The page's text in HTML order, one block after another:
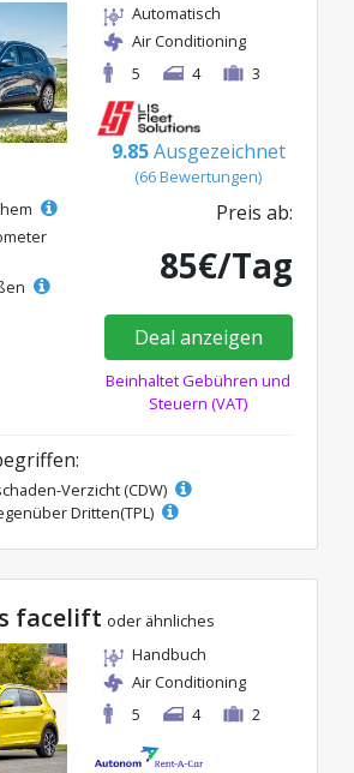
Automatisch
Air Conditioning
5
4 3
9.85 Ausgezeichnet
(66 Bewertungen)
Preis ab:
85€/Tag
Deal anzeigen
Beinhaltet Gebühren und
Steuern (VAT)
Verzicht (CDW)
Dritten(TPL)
facelift oder ähnliches
Handbuch
Air Conditioning
5
4 2